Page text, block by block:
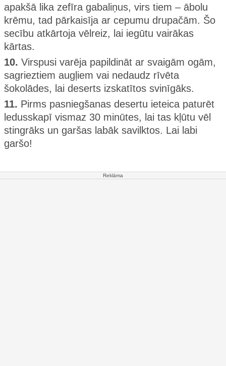
apakšā lika zefīra gabaliņus, virs tiem – ābolu
krēmu, tad pārkaisīja ar cepumu drupačām. Šo
secību atkārtoja vēlreiz, lai iegūtu vairākas
kārtas.
10. Virspusi varēja papildināt ar svaigām ogām,
sagrieztiem augļiem vai nedaudz rīvēta
šokolādes, lai deserts izskatītos svinīgāks.
11. Pirms pasniegšanas desertu ieteica paturēt
ledusskapī vismaz 30 minūtes, lai tas kļūtu vēl
stingrāks un garšas labāk savilktos. Lai labi
garšo!
Reklāma